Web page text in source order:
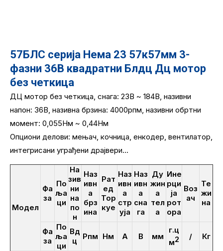
57БЛС серија Нема 23 57к57мм 3-
фазни 36В квадратни Блдц Дц мотор
без четкица
ДЦ мотор без четкица, снага: 23В ~ 184В, називни
напон: 36В, називна брзина: 4000рпм, називни обртни
момент: 0,055Нм ~ 0,44Нм
Опциони делови: мењач, кочница, енкодер, вентилатор,
интегрисани уграђени драјвери...
Модел
Фа
за
По
ља
ци
На
зив
ни
на
по
н
Наз
ивн
а
брз
ина
Рат
ед
Тор
куе
Наз
ивн
а
стр
уја
Наз
ивн
а
сна
га
Ду
жин
а
тел
а
Ине
рци
ја
рот
ора
Воз
ач
Те
жи
на
Фа
за
По
ља
ци
Вд
ц
Рпм Нм А В мм
г.ц
м2 / Кг